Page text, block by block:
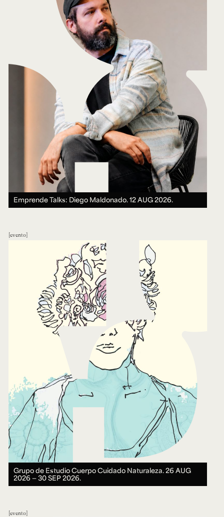
Emprende Talks: Diego Maldonado.12 AUG 2026.
evento
Grupo de Estudio Cuerpo Cuidado Naturaleza.26 AUG
2026 ― 30 SEP 2026.
evento